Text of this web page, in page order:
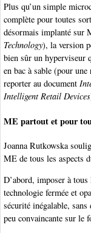
Plus qu’un simple
complète pour toutes
désormais implanté sur
Technology), la version
bien sûr un hyperviseur
en bac à sable (pour
reporter au document
Intelligent Retail Devices
ME partout et pour
Joanna Rutkowska
ME de tous les aspects
D’abord, imposer à
technologie fermée et
sécurité inégalable,
peu convaincante sur le